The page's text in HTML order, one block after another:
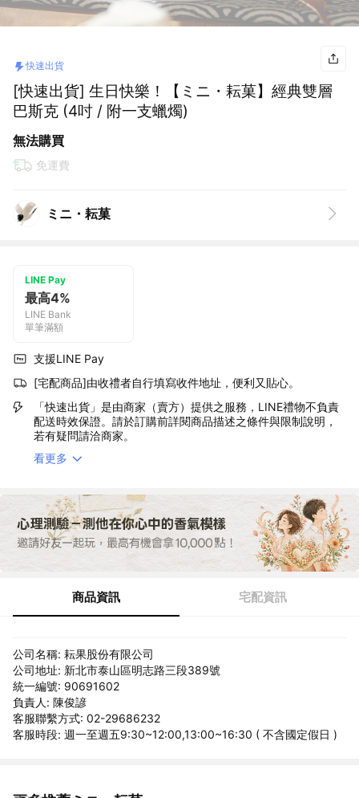
快速出貨
[快速出貨] 生日快樂！【ミニ・耘菓】經典雙層
巴斯克 (4吋 / 附一支蠟燭)
無法購買
免運費
ミニ・耘菓
LINE Pay
最高4%
LINE Bank
單筆滿額
支援LINE Pay
[宅配商品]由收禮者自行填寫收件地址，便利又貼心。
「快速出貨」是由商家（賣方）提供之服務，LINE禮物不負責
配送時效保證。請於訂購前詳閱商品描述之條件與限制說明，
若有疑問請洽商家。
看更多
商品資訊 宅配資訊
公司名稱: 耘果股份有限公司
公司地址: 新北市泰山區明志路三段389號
統一編號: 90691602
負責人: 陳俊諺
客服聯繫方式: 02-29686232
客服時段: 週一至週五9:30~12:00,13:00~16:30 ( 不含國定假日 )